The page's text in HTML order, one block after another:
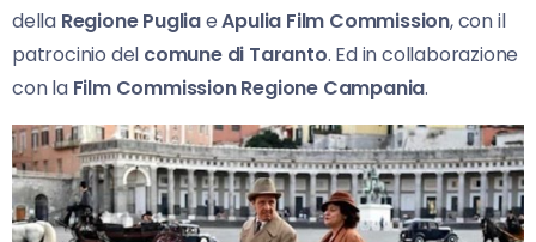
della Regione PugliaeApulia Film Commission, con il
patrocinio del comune di Taranto. Ed in collaborazione
con la Film Commission Regione Campania.